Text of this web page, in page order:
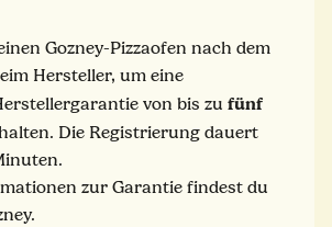
Gozney-Pizzaofen nach dem
Hersteller, um eine
von bis zu fünf
Die Registrierung dauert
zur Garantie findest du